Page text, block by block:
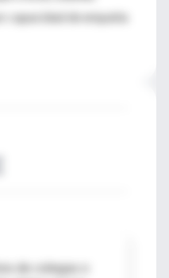
capacidad de empatía
de colegas o